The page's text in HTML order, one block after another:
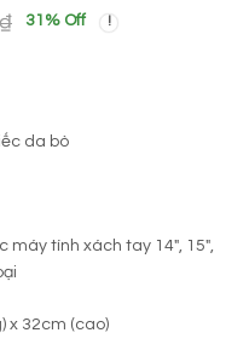
₫ 31 % Off
da bò
máy tính xách tay 14″, 15″,
x 32cm (cao)